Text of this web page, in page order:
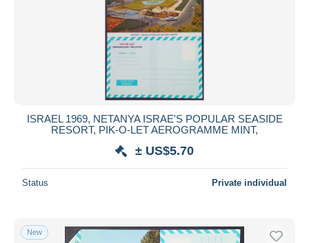
ISRAEL 1969, NETANYA ISRAE'S POPULAR SEASIDE
RESORT, PIK-O-LET AEROGRAMME MINT,
± US$5.70
Status Private individual
New